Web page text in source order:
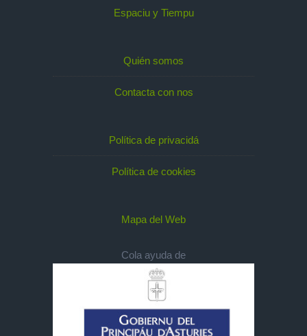
Espaciu y Tiempu
Quién somos
Contacta con nos
Política de privacidá
Política de cookies
Mapa del Web
Cola ayuda de